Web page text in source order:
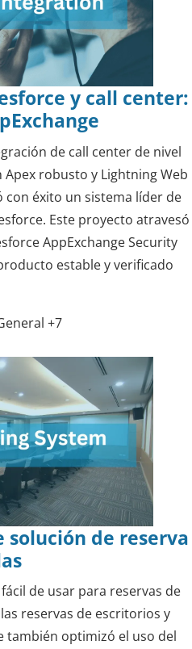
y call center:
de call center de nivel
robusto y Lightning Web
con éxito un sistema líder de
Este proyecto atravesó
AppExchange Security
estable y verificado
+7
solución de reserva
de usar para reservas de
reservas de escritorios y
también optimizó el uso del